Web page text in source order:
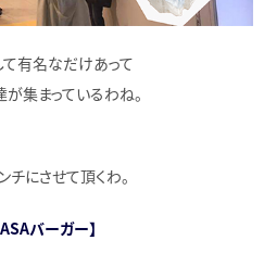
て有名なだけあって
集まっているわね。
にさせて頂くわ。
バーガー】